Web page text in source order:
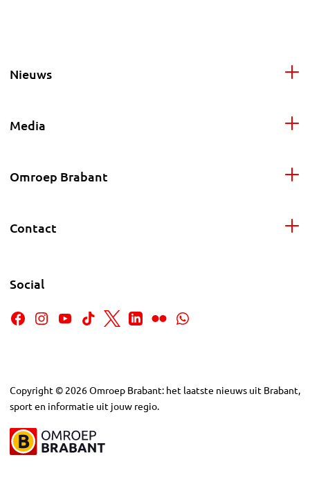
Nieuws
Media
Omroep Brabant
Contact
Social
Copyright © 2026Omroep Brabant: het laatste nieuws uit Brabant,
sport en informatie uit jouw regio.